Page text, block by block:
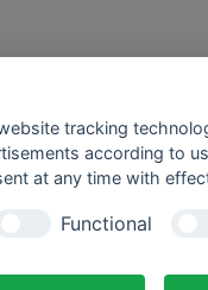
Öffnungszeiten:
Montag - Freitag:
8.30 - 19.00 Uhr
8.30 - 18.00 Uhr
tracking
according to
at any time with
Functional